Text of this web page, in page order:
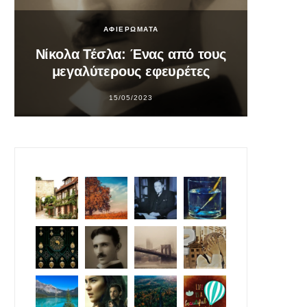
ΑΦΙΕΡΩΜΑΤΑ
Νίκολα Τέσλα: Ένας από τους
μεγαλύτερους εφευρέτες
15/05/2023